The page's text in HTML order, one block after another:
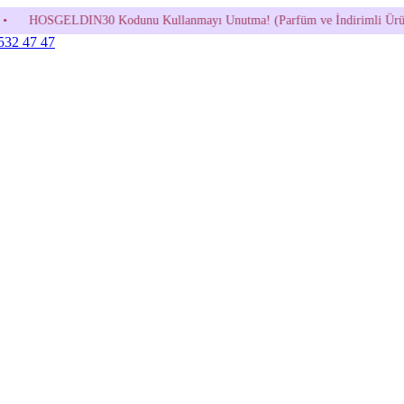
Kodunu Kullanmayı Unutma! (Parfüm ve İndirimli Ürünlerde Geçerli
47 47